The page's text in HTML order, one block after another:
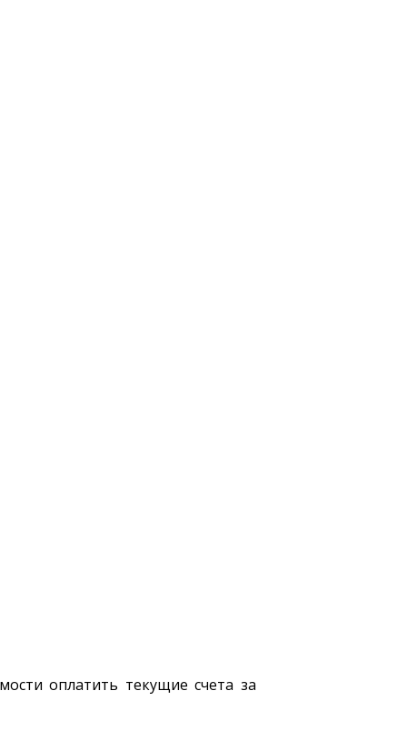
оплатить текущие счета за